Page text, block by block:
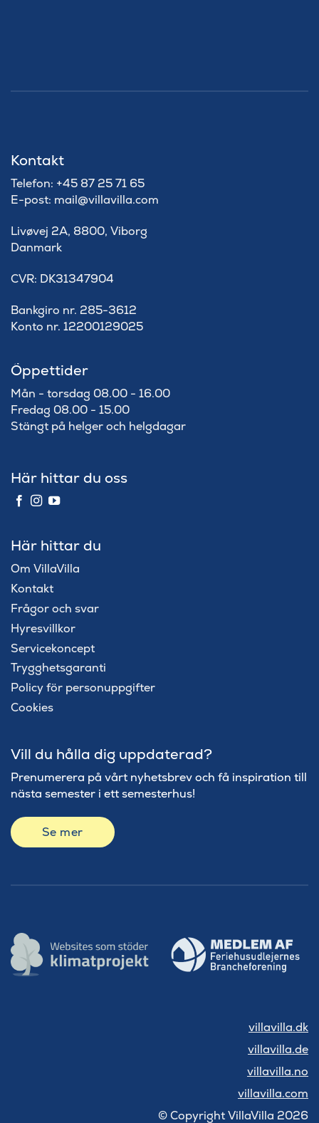
Kontakt
Telefon: +45 87 25 71 65
E-post: mail@villavilla.com
Livøvej 2A, 8800, Viborg
Danmark
​CVR: DK31347904
Bankgiro nr. 285-3612
Konto nr. 12200129025
Öppettider
Mån - torsdag 08.00 - 16.00
Fredag 08.00 - 15.00
Stängt på helger och helgdagar
Här hittar du oss
Här hittar du
Om VillaVilla
Kontakt
Frågor och svar
Hyresvillkor
Servicekoncept
Trygghetsgaranti
Policy för personuppgifter
Cookies
Vill du hålla dig uppdaterad?
Prenumerera på vårt nyhetsbrev och få inspiration till
nästa semester i ett semesterhus!
Se mer
villavilla.dk
villavilla.de
villavilla.no
villavilla.com
© Copyright VillaVilla 2026